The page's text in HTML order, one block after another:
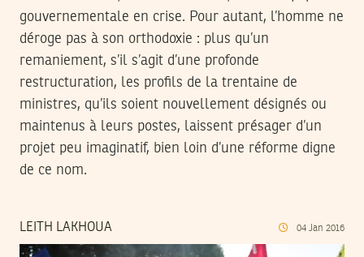
gouvernementale en crise. Pour autant, l’homme ne
déroge pas à son orthodoxie : plus qu’un
remaniement, s’il s’agit d’une profonde
restructuration, les profils de la trentaine de
ministres, qu’ils soient nouvellement désignés ou
maintenus à leurs postes, laissent présager d’un
projet peu imaginatif, bien loin d’une réforme digne
de ce nom.
LEITH LAKHOUA 04 Jan 2016